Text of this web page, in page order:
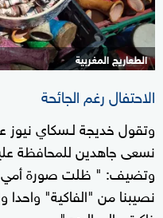
الطعاريج المغربية
الاحتفال رغم الجائحة
وتقول خديجة لـسكاي نيوز
نسعى جاهدين للمحافظة
وتضيف: " ظلت صورة أمي
نصيبنا من "الفاكية"